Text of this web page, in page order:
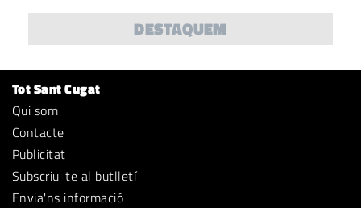
DESTAQUEM
Tot Sant Cugat
Qui som
Contacte
Publicitat
Subscriu-te al butlletí
Envia'ns informació